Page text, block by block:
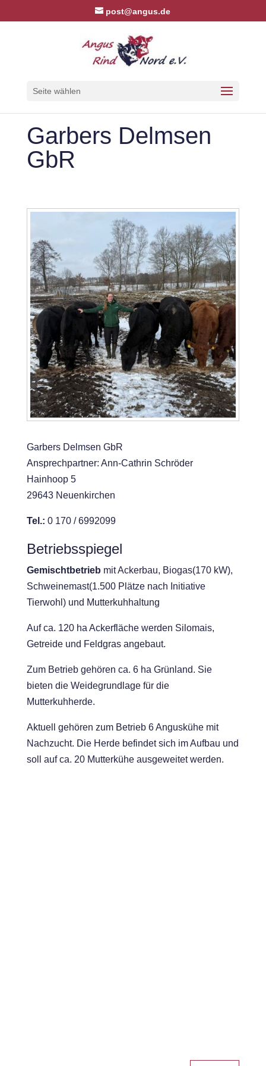
post@angus.de
Seite wählen
Garbers Delmsen
GbR
Garbers Delmsen GbR
Ansprechpartner: Ann-Cathrin Schröder
Hainhoop 5
29643 Neuenkirchen
Tel.: 0 170 / 6992099
Betriebsspiegel
Gemischtbetrieb mit Ackerbau, Biogas(170 kW),
Schweinemast(1.500 Plätze nach Initiative
Tierwohl) und Mutterkuhhaltung
Auf ca. 120 ha Ackerfläche werden Silomais,
Getreide und Feldgras angebaut.
Zum Betrieb gehören ca. 6 ha Grünland. Sie
bieten die Weidegrundlage für die
Mutterkuhherde.
Aktuell gehören zum Betrieb 6 Anguskühe mit
Nachzucht. Die Herde befindet sich im Aufbau und
soll auf ca. 20 Mutterkühe ausgeweitet werden.